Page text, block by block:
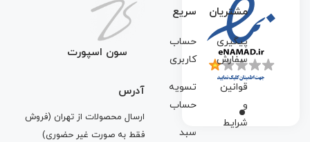
مشتریان
پیگیری
سفارش
قوانین
و
شرایط
سریع
حساب
کاربری
تسویه
حساب
سبد
سون اسپورت
آدرس
ارسال محصولات از تهران (فروش
فقط به صورت غیر حضوری)